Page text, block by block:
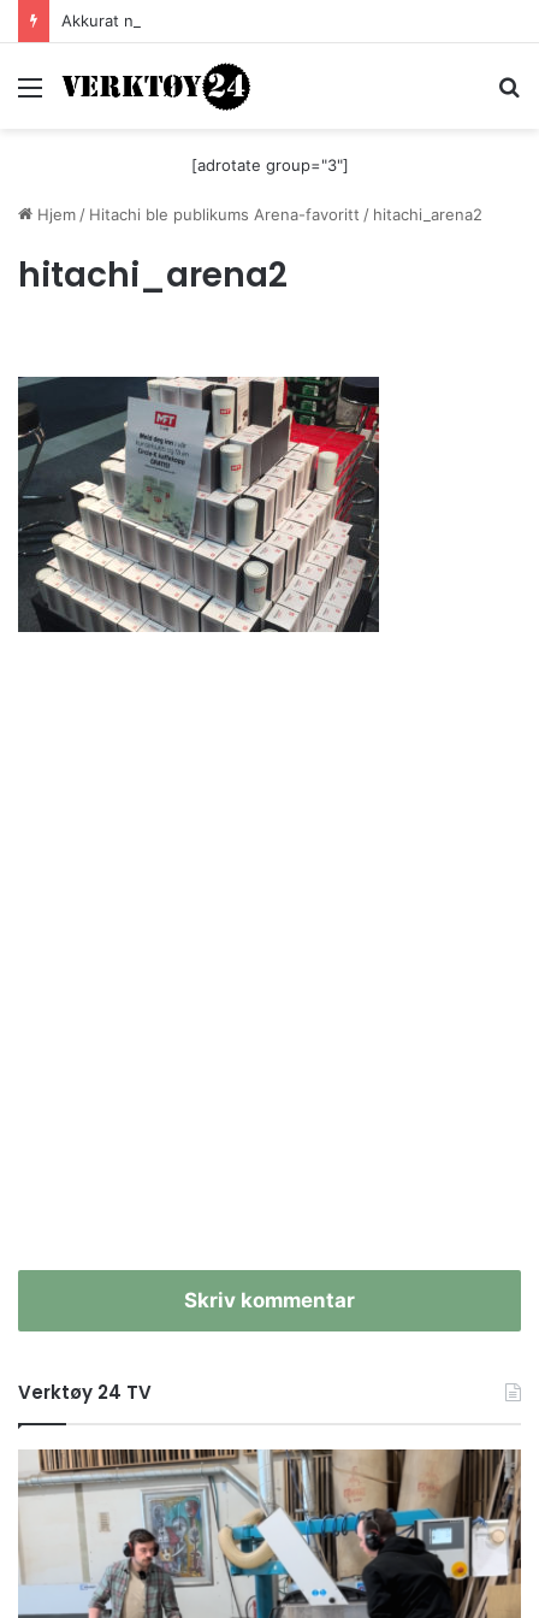
Akkurat nå er batteri-bordsaga til Festool billigere
Meny
[adrotate group="3"]
Hjem / Hitachi ble publikums Arena-favoritt / hitachi_arena2
hitachi_arena2
Skriv kommentar
Verktøy 24 TV